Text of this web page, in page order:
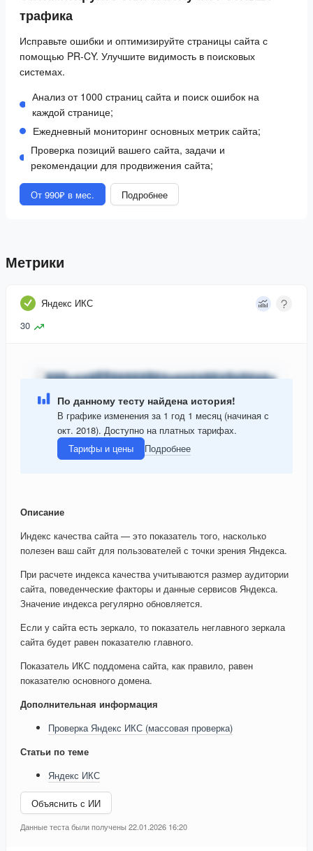
трафика
Исправьте ошибки и оптимизируйте страницы сайта с
помощью PR-CY. Улучшите видимость в поисковых
системах.
Анализ от 1000 страниц сайта и поиск ошибок на
каждой странице;
Ежедневный мониторинг основных метрик сайта;
Проверка позиций вашего сайта, задачи и
рекомендации для продвижения сайта;
От 990₽ в мес. Подробнее
Метрики
Яндекс ИКС
30
По данному тесту найдена история!
В графике изменения за 1 год 1 месяц (начиная с
окт. 2018). Доступно на платных тарифах.
Тарифы и цены
Подробнее
Описание
Индекс качества сайта — это показатель того, насколько
полезен ваш сайт для пользователей с точки зрения Яндекса.
При расчете индекса качества учитываются размер аудитории
сайта, поведенческие факторы и данные сервисов Яндекса.
Значение индекса регулярно обновляется.
Если у сайта есть зеркало, то показатель неглавного зеркала
сайта будет равен показателю главного.
Показатель ИКС поддомена сайта, как правило, равен
показателю основного домена.
Дополнительная информация
Проверка Яндекс ИКС (массовая проверка)
Статьи по теме
Яндекс ИКС
Объяснить с ИИ
Данные теста были получены 22.01.2026 16:20